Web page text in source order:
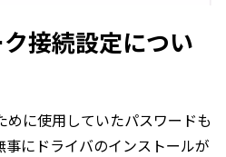
接続設定につい
めに使用していたパスワードも
事にドライバのインストールが